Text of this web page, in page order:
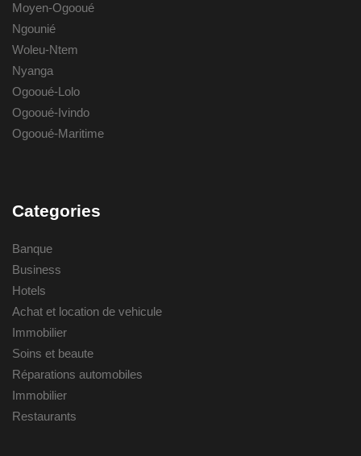
Moyen-Ogooué
Ngounié
Woleu-Ntem
Nyanga
Ogooué-Lolo
Ogooué-Ivindo
Ogooué-Maritime
Categories
Banque
Business
Hotels
Achat et location de vehicule
Immobilier
Soins et beaute
Réparations automobiles
Immobilier
Restaurants